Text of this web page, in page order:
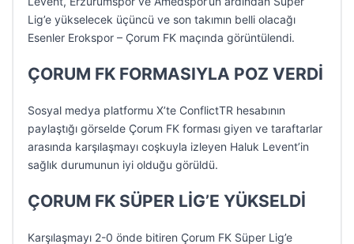
Lig’e yükselecek üçüncü ve son takımın belli olacağı
Esenler Erokspor – Çorum FK maçında görüntülendi.
ÇORUM FK FORMASIYLA POZ VERDİ
Sosyal medya platformu X’te ConflictTR hesabının
paylaştığı görselde Çorum FK forması giyen ve taraftarlar
arasında karşılaşmayı coşkuyla izleyen Haluk Levent’in
sağlık durumunun iyi olduğu görüldü.
ÇORUM FK SÜPER LİG’E YÜKSELDİ
Karşılaşmayı 2-0 önde bitiren Çorum FK Süper Lig’e